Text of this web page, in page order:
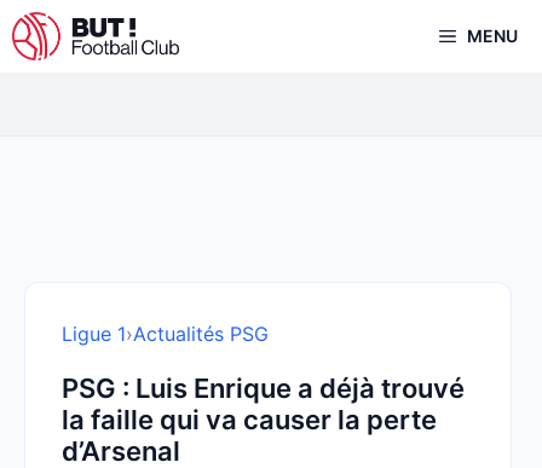
Aller
au
MENU
Ligue 1›Actualités PSG
PSG : Luis Enrique a déjà trouvé
la faille qui va causer la perte
d’Arsenal